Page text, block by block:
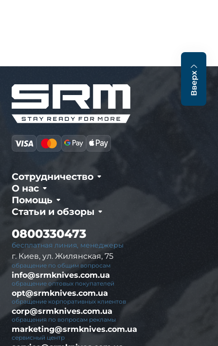
Вверх
О нас
Сотрудничество
Статьи и обзоры
Помощь
бесплатная линия, менеджеры
0800330473
г. Киев, ул. Жилянская, 75
обращение по общим вопросам
info@srmknives.com.ua
обращение оптовых покупателей
opt@srmknives.com.ua
обращение корпоративных клиентов
corp@srmknives.com.ua
обращения по вопросам рекламы
marketing@srmknives.com.ua
сервисный центр